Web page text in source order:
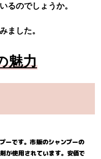
るのでしょうか。
ました。
魅力
ーです。市販のシャンプーの
が使用されています。 安価で